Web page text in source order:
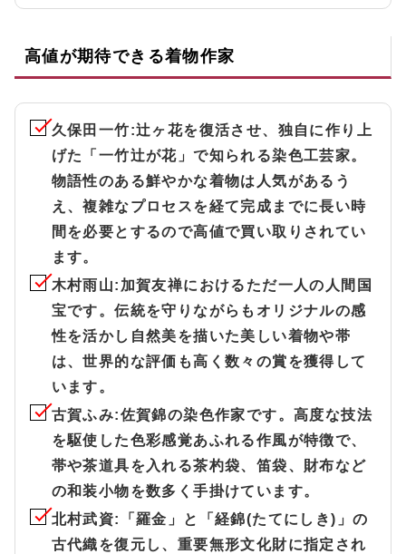
高値が期待できる着物作家
久保田一竹:辻ヶ花を復活させ、独自に作り上
げた「一竹辻が花」で知られる染色工芸家。
物語性のある鮮やかな着物は人気があるう
え、複雑なプロセスを経て完成までに長い時
間を必要とするので高値で買い取りされてい
ます。
木村雨山:加賀友禅におけるただ一人の人間国
宝です。伝統を守りながらもオリジナルの感
性を活かし自然美を描いた美しい着物や帯
は、世界的な評価も高く数々の賞を獲得して
います。
古賀ふみ:佐賀錦の染色作家です。高度な技法
を駆使した色彩感覚あふれる作風が特徴で、
帯や茶道具を入れる茶杓袋、笛袋、財布など
の和装小物を数多く手掛けています。
北村武資:「羅金」と「経錦(たてにしき)」の
古代織を復元し、重要無形文化財に指定され